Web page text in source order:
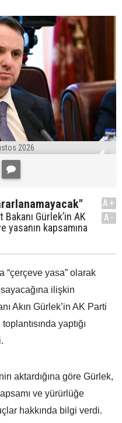
2026
Gürlek’in AK
yasanın kapsamına
A+
A-
“çerçeve yasa” olarak
ilişkin
Akın Gürlek’in AK Parti
yaptığı
aktardığına göre Gürlek,
ve yürürlüğe
hakkında bilgi verdi.